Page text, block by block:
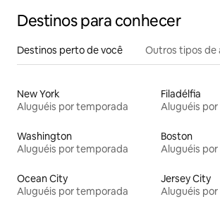
Destinos para conhecer
Destinos perto de você Outros tipos de
New York
Aluguéis por temporada
Filadélfia
Aluguéis
Washington
Aluguéis por temporada
Boston
Aluguéis
Ocean City
Aluguéis por temporada
Jersey City
Aluguéis